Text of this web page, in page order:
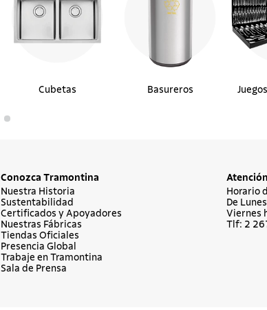
Cubetas Basureros
Conozca Tramontina
Nuestra Historia
Sustentabilidad
Certificados y Apoyadores
Nuestras Fábricas
Tiendas Oficiales
Presencia Global
Trabaje en Tramontina
Sala de Prensa
Horario
De
Viernes
Tlf: 2